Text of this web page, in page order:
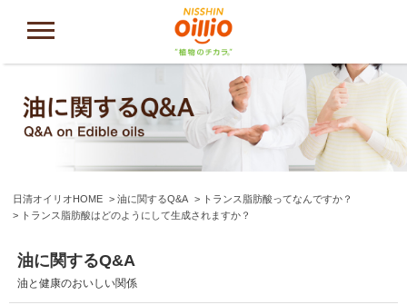
日清オイリオHOME 油に関するQ&A
トランス脂肪酸ってなんですか？
トランス脂肪酸はどのようにして生成されますか？
油に関するQ&A
油と健康のおいしい関係